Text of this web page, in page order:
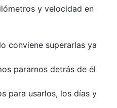
y velocidad en
conviene superarlas ya
pararnos detrás de él
para usarlos, los días y